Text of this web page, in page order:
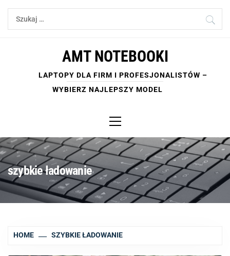
Skip
Szukaj:
AMT NOTEBOOKI
LAPTOPY DLA FIRM I PROFESJONALISTÓW –
WYBIERZ NAJLEPSZY MODEL
Menu
szybkie ładowanie
HOME SZYBKIE ŁADOWANIE